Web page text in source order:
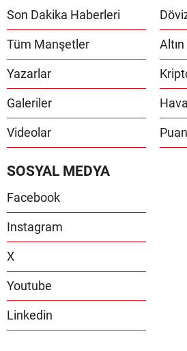
Son Dakika Haberleri
Tüm Manşetler
Yazarlar
Galeriler
Videolar
SOSYAL MEDYA
Facebook
Instagram
X
Youtube
Linkedin